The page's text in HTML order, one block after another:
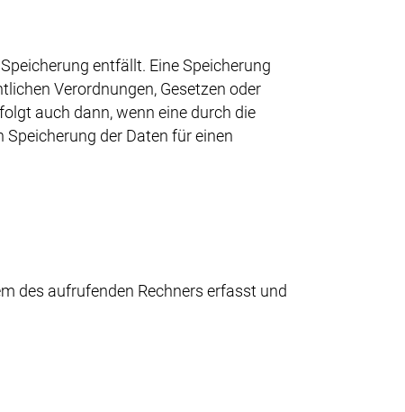
entfällt. Eine Speicherung
Verordnungen, Gesetzen oder
auch dann, wenn eine durch die
der Daten für einen
des aufrufenden Rechners erfasst und